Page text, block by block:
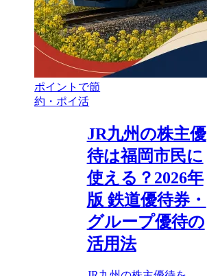
ポイントで節
約・ポイ活
JR九州の株主優
待は福岡市民に
使える？2026年
版 鉄道優待券・
グループ優待の
活用法